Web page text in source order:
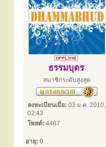
ธรรมบุตร
สมาชิกระดับสูงสุด
ลงทะเบียนเมื่อ: 03 ม.ค. 2010,
02:43
โพสต์: 4467
อายุ: 0